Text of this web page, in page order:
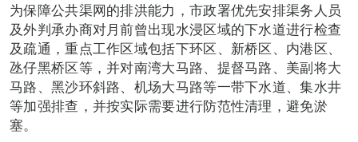
为保障公共渠网的排洪能力，市政署优先安排渠务人员
及外判承办商对月前曾出现水浸区域的下水道进行检查
及疏通，重点工作区域包括下环区、新桥区、内港区、
氹仔黑桥区等，并对南湾大马路、提督马路、美副将大
马路、黑沙环斜路、机场大马路等一带下水道、集水井
等加强排查，并按实际需要进行防范性清理，避免淤
塞。